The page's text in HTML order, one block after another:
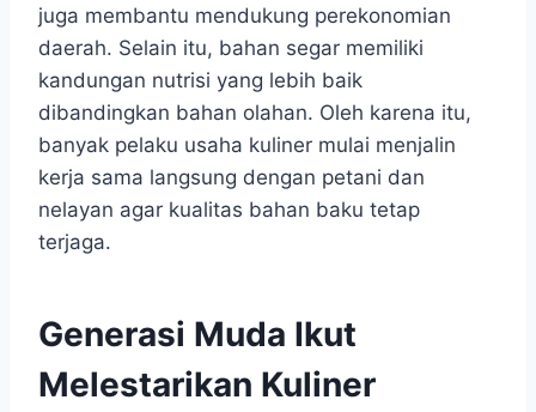
juga membantu mendukung perekonomian
daerah. Selain itu, bahan segar memiliki
kandungan nutrisi yang lebih baik
dibandingkan bahan olahan. Oleh karena itu,
banyak pelaku usaha kuliner mulai menjalin
kerja sama langsung dengan petani dan
nelayan agar kualitas bahan baku tetap
terjaga.
Generasi Muda Ikut
Melestarikan Kuliner